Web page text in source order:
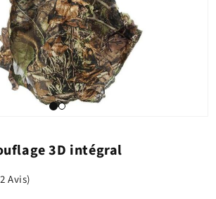
3D intégral
Avis)